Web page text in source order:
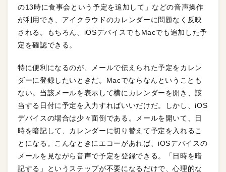
の13時に食事会という予定を追加して」などの音声操作
が利用でき、アイクラウドのカレンダーに問題なく反映
される。もちろん、iOSデバイスでもMacでも追加した予
定を確認できる。
特に便利になるのが、メールで伝えられた予定をカレン
ダーに登録したいときだ。Macでならなんということも
ない。当該メールを表示して横にカレンダーを開き、該
当する日付に予定を入力すればいいだけだ。しかし、iOS
デバイスの場合は少々面倒である。メールを開いて、日
時を暗記して、カレンダーに切り替えて予定を入れるこ
とになる。こんなときにエコーがあれば、iOSデバイスの
メールを見ながら音声で予定を登録できる。「日時を暗
記する」というステップが不要になるだけで、心理的な